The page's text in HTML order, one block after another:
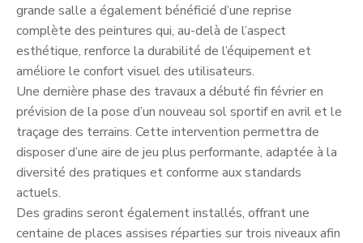
grande salle a également bénéficié d’une reprise
complète des peintures qui, au-delà de l’aspect
esthétique, renforce la durabilité de l’équipement et
améliore le confort visuel des utilisateurs.
Une dernière phase des travaux a débuté fin février en
prévision de la pose d’un nouveau sol sportif en avril et le
traçage des terrains. Cette intervention permettra de
disposer d’une aire de jeu plus performante, adaptée à la
diversité des pratiques et conforme aux standards
actuels.
Des gradins seront également installés, offrant une
centaine de places assises réparties sur trois niveaux afin